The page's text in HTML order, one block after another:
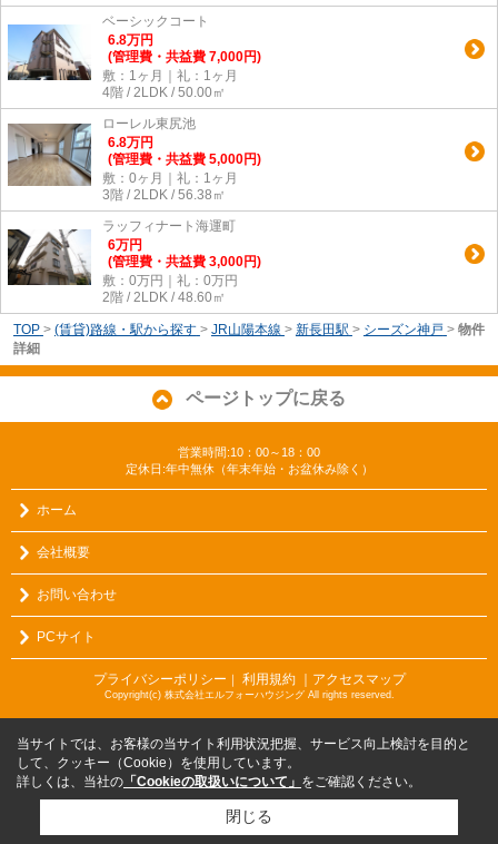
ベーシックコート
6.8万円
(管理費・共益費 7,000円)
敷：1ヶ月｜礼：1ヶ月
4階 / 2LDK / 50.00㎡
ローレル東尻池
6.8万円
(管理費・共益費 5,000円)
敷：0ヶ月｜礼：1ヶ月
3階 / 2LDK / 56.38㎡
ラッフィナート海運町
6万円
(管理費・共益費 3,000円)
敷：0万円｜礼：0万円
2階 / 2LDK / 48.60㎡
TOP > (賃貸)路線・駅から探す > JR山陽本線 > 新長田駅 > シーズン神戸 > 物件
詳細
ページトップに戻る
営業時間:10：00～18：00
定休日:年中無休（年末年始・お盆休み除く）
ホーム
会社概要
お問い合わせ
PCサイト
プライバシーポリシー ｜ 利用規約 ｜アクセスマップ
Copyright(c) 株式会社エルフォーハウジング All rights reserved.
当サイトでは、お客様の当サイト利用状況把握、サービス向上検討を目的と
して、クッキー（Cookie）を使用しています。
詳しくは、当社の 「Cookieの取扱いについて」 をご確認ください。
閉じる